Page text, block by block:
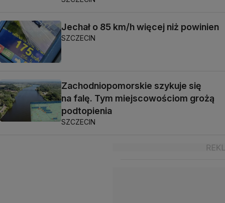
Jechał o 85 km/h więcej niż powinien
SZCZECIN
Zachodniopomorskie szykuje się
na falę. Tym miejscowościom grożą
podtopienia
SZCZECIN